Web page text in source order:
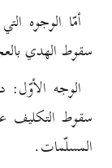
أمّا الوجوه
سقوط الهدي
الوجه
سقوط التكليف
المسلّمات.